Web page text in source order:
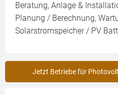
Beratung, Anlage &
Planung / Berechnung,
Solarstromspeicher / PV
Jetzt Betriebe für